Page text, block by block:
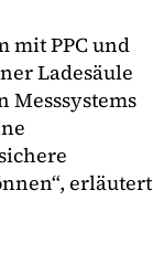
mit PPC und
Ladesäule
Messsystems
erläutert